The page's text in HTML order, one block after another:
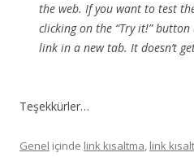
the web. If you want to test
clicking on the “Try it!”
link in a new tab. It doesn’t
Teşekkürler…
Genel içinde link kısaltma, link